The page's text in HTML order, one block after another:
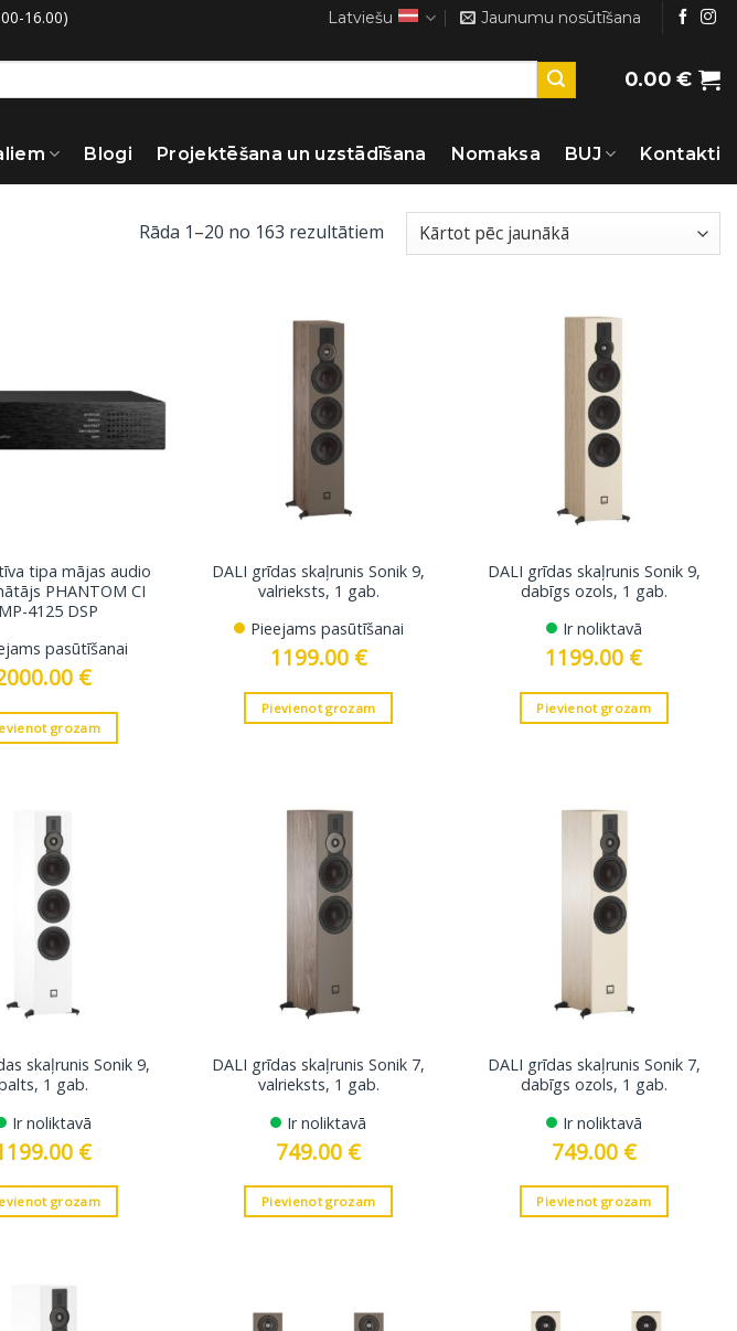
16.00) Latviešu Jaunumu nosūtīšana
0.00€
Blogi Projektēšana un uzstādīšana Nomaksa BUJ Kontakti
Rāda 1–20 no 163 rezultātiemSorted
tipa mājas audio
PHANTOM CI
4125 DSP
pasūtīšanai
€
grozam
DALI grīdas skaļrunis Sonik 9,
valrieksts, 1 gab.
Pieejams pasūtīšanai
1199.00 €
Pievienot grozam
DALI grīdas skaļrunis Sonik 9,
dabīgs ozols, 1 gab.
Ir noliktavā
1199.00 €
Pievienot grozam
skaļrunis Sonik 9,
1 gab.
Ir noliktavā
€
grozam
DALI grīdas skaļrunis Sonik 7,
valrieksts, 1 gab.
Ir noliktavā
749.00 €
Pievienot grozam
DALI grīdas skaļrunis Sonik 7,
dabīgs ozols, 1 gab.
Ir noliktavā
749.00 €
Pievienot grozam